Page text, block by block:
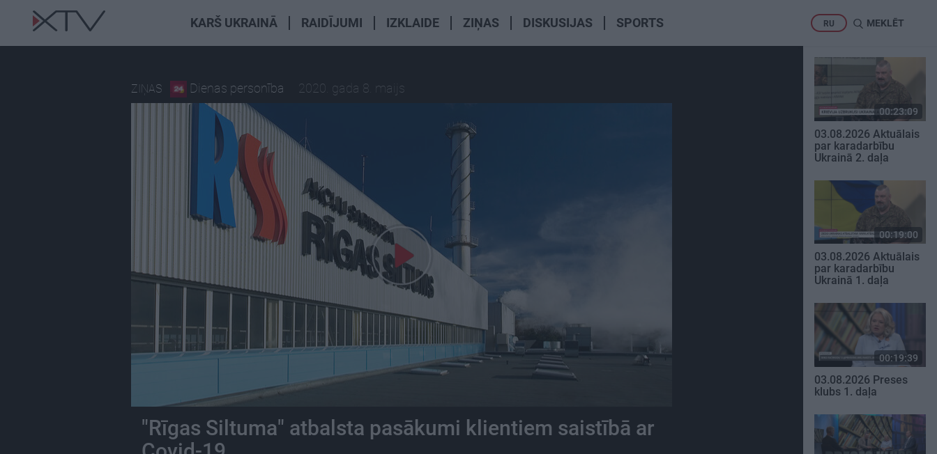
KARŠ UKRAINĀ RAIDĪJUMI IZKLAIDE ZIŅAS DISKUSIJAS SPORTS RU MEKLĒT
ZIŅAS Dienas personība 2020. gada 8. maijs
"Rīgas Siltuma" atbalsta pasākumi klientiem saistībā ar
00:23:09
03.08.2026 Aktuālais
par karadarbību
Ukrainā 2. daļa
00:19:00
03.08.2026 Aktuālais
par karadarbību
Ukrainā 1. daļa
00:19:39
03.08.2026 Preses
klubs 1. daļa